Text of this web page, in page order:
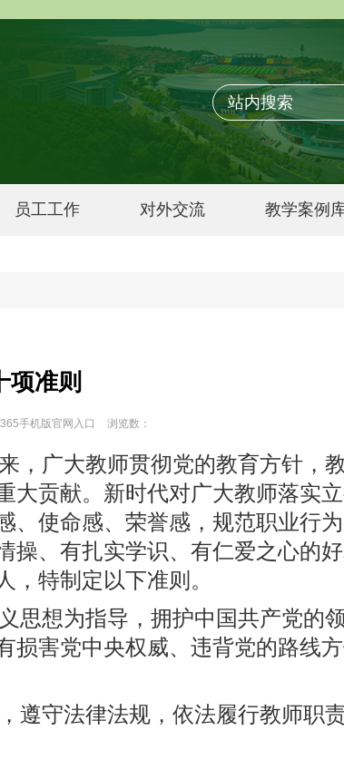
员工工作 对外交流 教学案例
项准则
手机版官网入口 浏览数：
，广大教师贯彻党的教育方针，
大贡献。新时代对广大教师落实
、使命感、荣誉感，规范职业行
操、有扎实学识、有仁爱之心的
特制定以下准则。
思想为指导，拥护中国共产党的
损害党中央权威、违背党的路线
遵守法律法规，依法履行教师职